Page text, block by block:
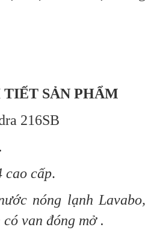
SẢN PHẨM
216SB
cao cấp.
nóng lạnh Lavabo,
van đóng mở .